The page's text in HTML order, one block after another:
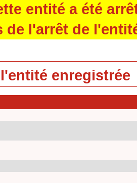
entité a été
de l'arrêt de
enregistrée